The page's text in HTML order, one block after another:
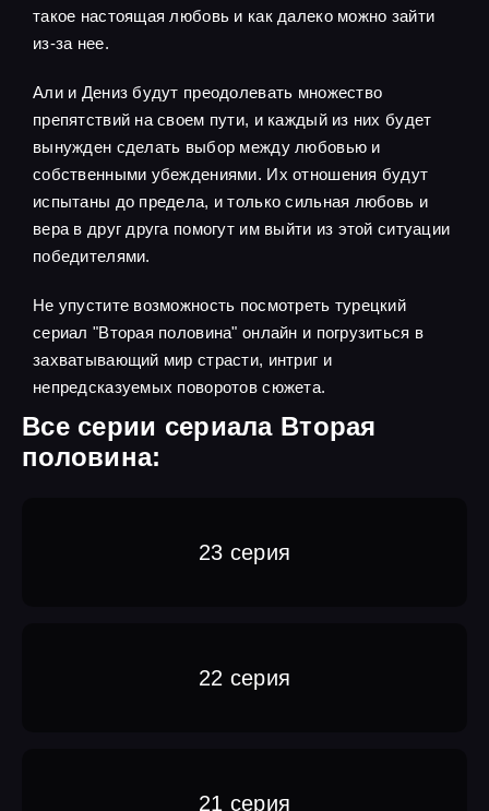
такое настоящая любовь и как далеко можно зайти
из-за нее.
Али и Дениз будут преодолевать множество
препятствий на своем пути, и каждый из них будет
вынужден сделать выбор между любовью и
собственными убеждениями. Их отношения будут
испытаны до предела, и только сильная любовь и
вера в друг друга помогут им выйти из этой ситуации
победителями.
Не упустите возможность посмотреть турецкий
сериал "Вторая половина" онлайн и погрузиться в
захватывающий мир страсти, интриг и
непредсказуемых поворотов сюжета.
Все серии сериала Вторая
половина:
23 серия
22 серия
21 серия